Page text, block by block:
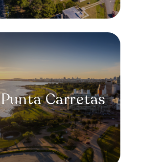
PuntaCarretas